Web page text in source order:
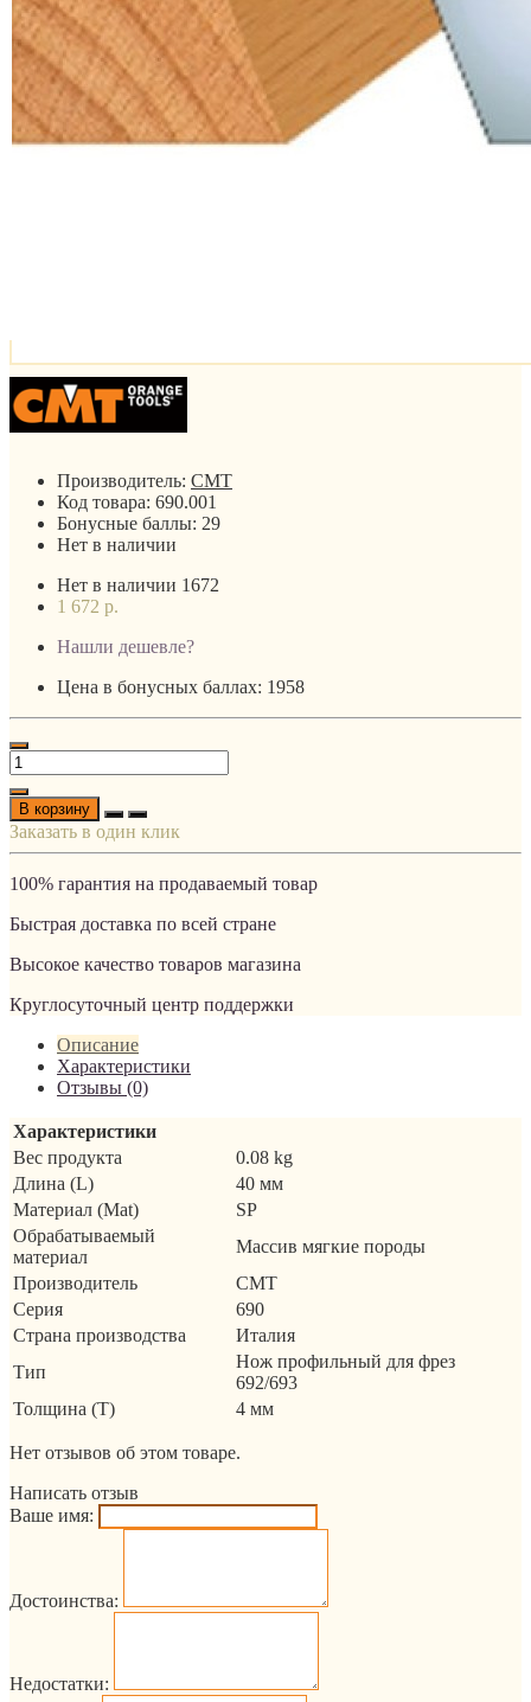
Производитель: CMT
Код товара: 690.001
Бонусные баллы: 29
Нет в наличии
Нет в наличии 1672
1 672 р.
Нашли дешевле?
Цена в бонусных баллах: 1958
В корзину
Заказать в один клик
100% гарантия на продаваемый товар
Быстрая доставка по всей стране
Высокое качество товаров магазина
Круглосуточный центр поддержки
Описание
Характеристики
Отзывы (0)
Характеристики
Вес продукта
0.08 kg
Длина (L)
40 мм
Материал (Mat)
SP
Обрабатываемый
материал
Массив мягкие породы
Производитель
CMT
Серия
690
Страна производства
Италия
Тип
Нож профильный для фрез
692/693
Толщина (T)
4 мм
Нет отзывов об этом товаре.
Написать отзыв
Ваше имя:
Достоинства:
Недостатки: